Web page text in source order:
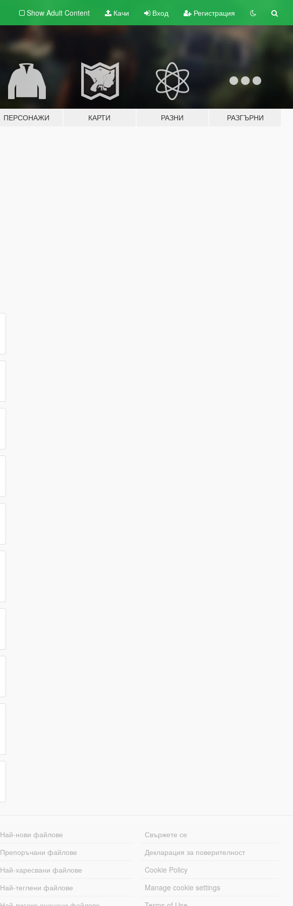
Show Adult Content Качи Вход Регистрация
ПЕРСОНАЖИ КАРТИ РАЗНИ РАЗГЪРНИ
Най-нови файлове
Препоръчани файлове
Най-харесвани файлове
Най-теглени файлове
Свържете се
Декларация за поверителност
Cookie Policy
Manage cookie settings